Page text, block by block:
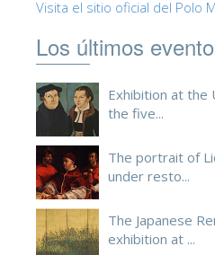
Visita el sitio oficial del Polo
Los últimos
Exhibition at the
the five...
The portrait of
under resto...
The Japanese
exhibition at ...